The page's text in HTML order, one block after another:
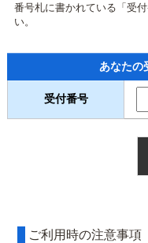
来庁日時の事前予約
事前予約の確認・取
混雑予想カレンダー
番号札に書かれている「受
い。
あなたの
受付番号
ご利用時の注意事項